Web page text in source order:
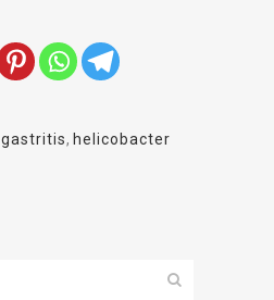
gastritis, helicobacter